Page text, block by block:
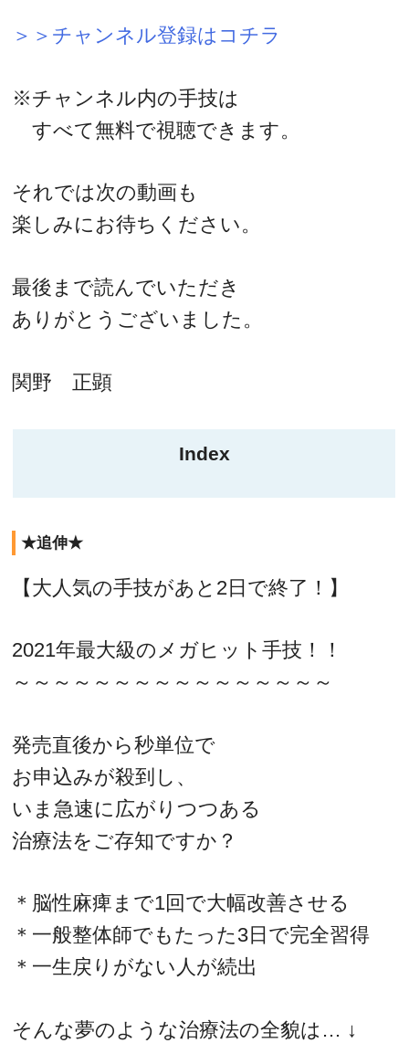
＞＞チャンネル登録はコチラ
※チャンネル内の手技は
すべて無料で視聴できます。
それでは次の動画も
楽しみにお待ちください。
最後まで読んでいただき
ありがとうございました。
関野 正顕
Index
★追伸★
【大人気の手技があと2日で終了！】
2021年最大級のメガヒット手技！！
～～～～～～～～～～～～～～～～
発売直後から秒単位で
お申込みが殺到し、
いま急速に広がりつつある
治療法をご存知ですか？
＊脳性麻痺まで1回で大幅改善させる
＊一般整体師でもたった3日で完全習得
＊一生戻りがない人が続出
そんな夢のような治療法の全貌は… ↓